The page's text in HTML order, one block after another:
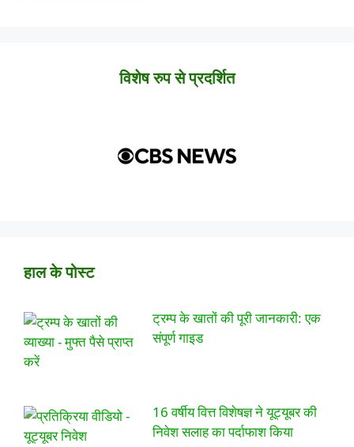
विशेष रुप से प्रदर्शित
हाल के पोस्ट
ट्रम्प के खातों की पूरी जानकारी: एक
संपूर्ण गाइड
16 वर्षीय वित्त विशेषज्ञ ने यूट्यूबर की
निवेश सलाह का पर्दाफाश किया